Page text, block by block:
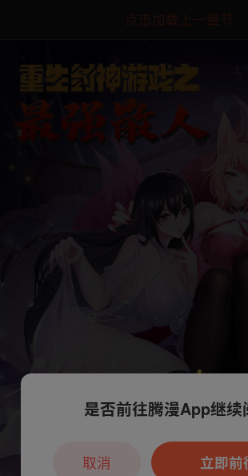
点击加载上一章节
本章节仅支持App阅读，可打开
户7天免费看
是否前往腾漫App继续
立即前
取消